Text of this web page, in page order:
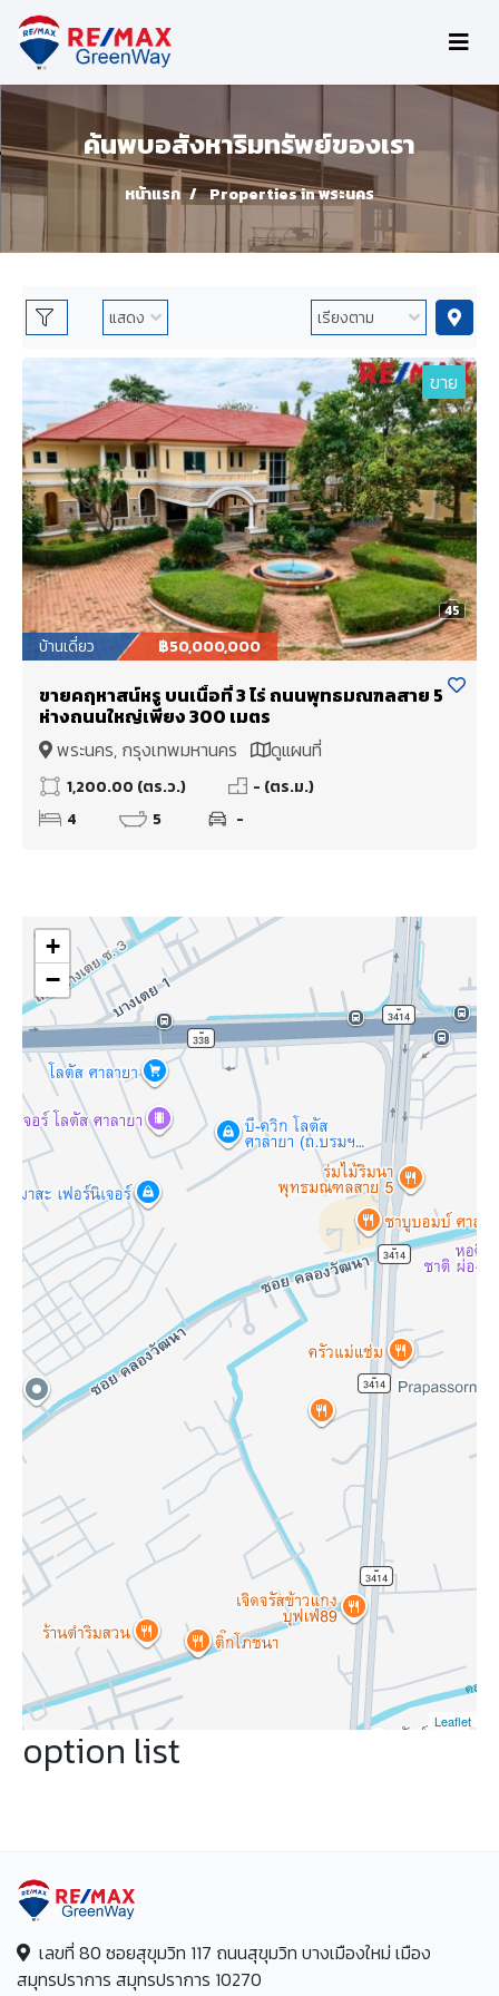
ค้นพบอสังหาริมทรัพย์ของเรา
หน้าแรก Properties in พระนคร
45
ขาย
บ้านเดี่ยว ฿50,000,000
ขายคฤหาสน์หรู บนเนื้อที่ 3 ไร่ ถนนพุทธมณฑลสาย 5
ห่างถนนใหญ่เพียง 300 เมตร
พระนคร, กรุงเทพมหานคร
ดูแผนที่
1,200.00 (ตร.ว.)
- (ตร.ม.)
4
5 -
+
−
Leaflet
option list
เลขที่ 80 ซอยสุขุมวิท 117 ถนนสุขุมวิท บางเมืองใหม่ เมือง
สมุทรปราการ สมุทรปราการ 10270